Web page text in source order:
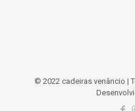
© 2022 cadeiras venâncio |